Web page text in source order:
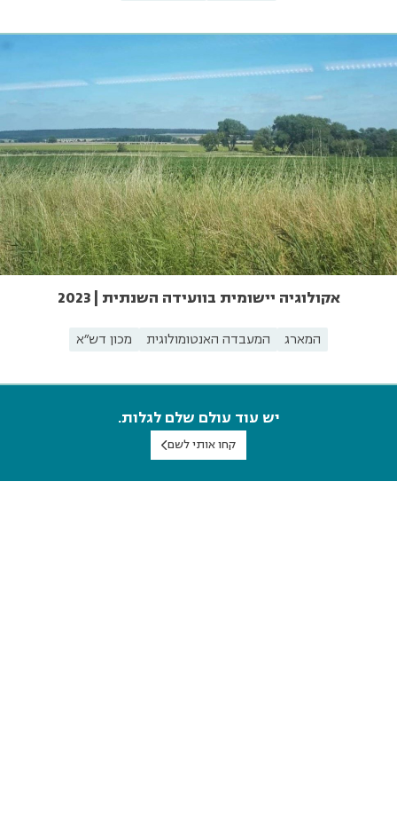
אקולוגיה יישומית בוועידה השנתית | 2023
המארג המעבדה האנטומולוגית מכון דש"א
יש עוד עולם שלם לגלות.
קחו אותי לשם